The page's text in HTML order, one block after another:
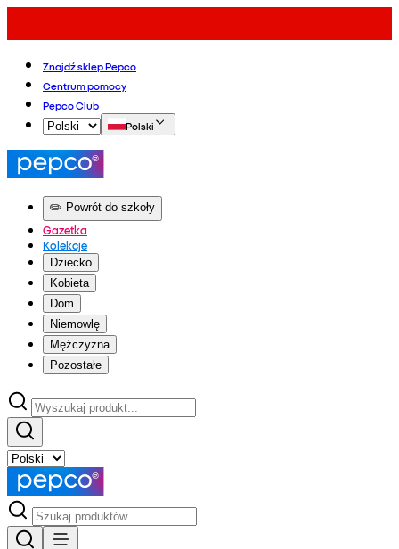
Znajdź sklep Pepco
Centrum pomocy
Pepco Club
Polski
✏️ Powrót do szkoły
Gazetka
Kolekcje
Dziecko
Kobieta
Dom
Niemowlę
Mężczyzna
Pozostałe